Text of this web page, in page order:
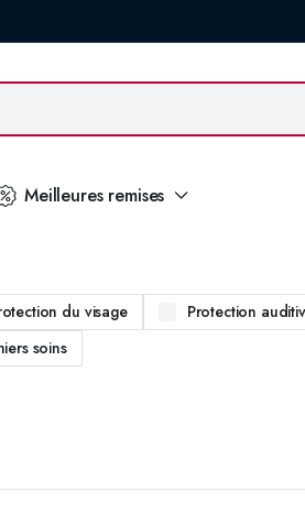
Meilleures remises
du visage Protection
soins